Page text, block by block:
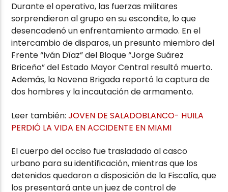
Durante el operativo, las fuerzas militares
sorprendieron al grupo en su escondite, lo que
desencadenó un enfrentamiento armado. En el
intercambio de disparos, un presunto miembro del
Frente “Iván Díaz” del Bloque “Jorge Suárez
Briceño” del Estado Mayor Central resultó muerto.
Además, la Novena Brigada reportó la captura de
dos hombres y la incautación de armamento.
Leer también:JOVEN DE SALADOBLANCO- HUILA
PERDIÓ LA VIDA EN ACCIDENTE EN MIAMI
El cuerpo del occiso fue trasladado al casco
urbano para su identificación, mientras que los
detenidos quedaron a disposición de la Fiscalía, que
los presentará ante un juez de control de